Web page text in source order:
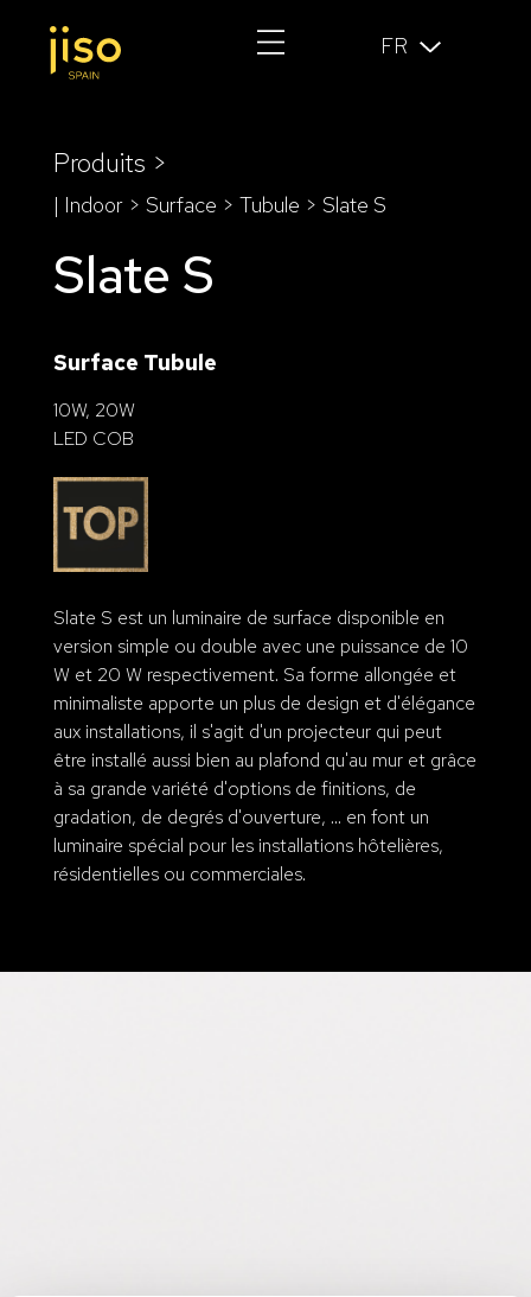
FR
Produits >
| Indoor > Surface > Tubule > Slate S
Slate S
Surface Tubule
10W, 20W
LED COB
Slate S est un luminaire de surface disponible en
version simple ou double avec une puissance de 10
W et 20 W respectivement. Sa forme allongée et
minimaliste apporte un plus de design et d'élégance
aux installations, il s'agit d'un projecteur qui peut
être installé aussi bien au plafond qu'au mur et grâce
à sa grande variété d'options de finitions, de
gradation, de degrés d'ouverture, ... en font un
luminaire spécial pour les installations hôtelières,
résidentielles ou commerciales.